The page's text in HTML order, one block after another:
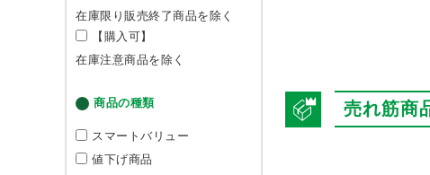
在庫限り販売終了商品を除く
【購入可】
在庫注意商品を除く
商品の種類
スマートバリュー
値下げ商品
売れ筋商